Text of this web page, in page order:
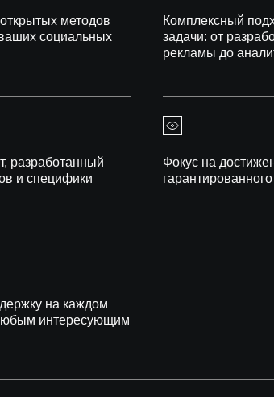
методов
социальных
Комплексный
задачи: от
рекламы до
разработанный
и специфики
Фокус на
на каждом
интересующим